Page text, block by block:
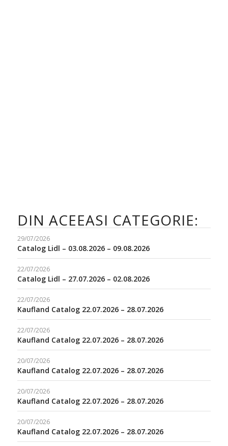
DIN ACEEASI CATEGORIE:
29/07/2026
Catalog Lidl – 03.08.2026 – 09.08.2026
22/07/2026
Catalog Lidl – 27.07.2026 – 02.08.2026
22/07/2026
Kaufland Catalog 22.07.2026 – 28.07.2026
22/07/2026
Kaufland Catalog 22.07.2026 – 28.07.2026
20/07/2026
Kaufland Catalog 22.07.2026 – 28.07.2026
20/07/2026
Kaufland Catalog 22.07.2026 – 28.07.2026
20/07/2026
Kaufland Catalog 22.07.2026 – 28.07.2026